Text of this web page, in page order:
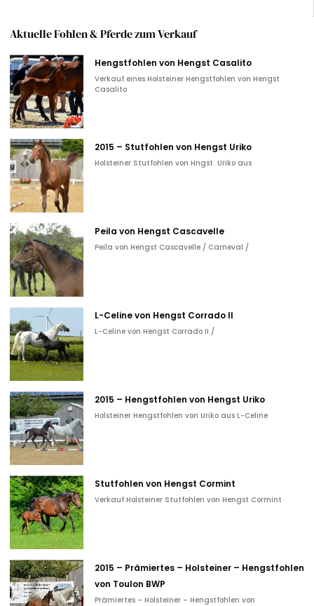
Aktuelle Fohlen & Pferde zum Verkauf
Hengstfohlen von Hengst Casalito
Verkauf eines Holsteiner Hengstfohlen von Hengst
Casalito
2015 – Stutfohlen von Hengst Uriko
Holsteiner Stutfohlen von Hngst Uriko aus
Peila von Hengst Cascavelle
Peila von Hengst Cascavelle / Carneval /
L-Celine von Hengst Corrado II
L-Celine von Hengst Corrado II /
2015 – Hengstfohlen von Hengst Uriko
Holsteiner Hengstfohlen von Uriko aus L-Celine
Stutfohlen von Hengst Cormint
Verkauf Holsteiner Stutfohlen von Hengst Cormint
2015 – Prämiertes – Holsteiner – Hengstfohlen
von Toulon BWP
Prämiertes – Holsteiner – Hengstfohlen von